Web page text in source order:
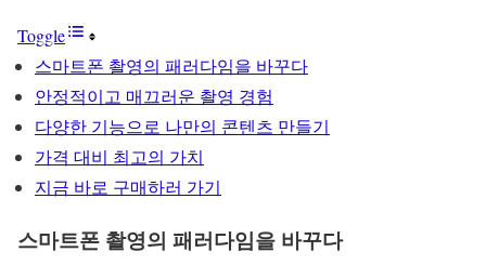
Toggle
스마트폰 촬영의 패러다임을 바꾸다
안정적이고 매끄러운 촬영 경험
다양한 기능으로 나만의 콘텐츠 만들기
가격 대비 최고의 가치
지금 바로 구매하러 가기
스마트폰 촬영의 패러다임을 바꾸다